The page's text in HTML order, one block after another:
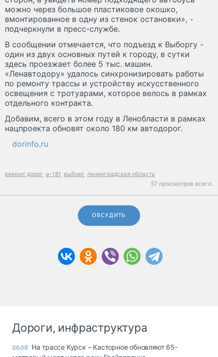
можно через большое пластиковое окошко,
вмонтированное в одну из стенок остановки», -
подчеркнули в пресс-службе.
В сообщении отмечается, что подъезд к Выборгу -
один из двух основных путей к городу, в сутки
здесь проезжает более 5 тыс. машин.
«Ленавтодору» удалось синхронизировать работы
по ремонту трассы и устройству искусственного
освещения с тротуарами, которое велось в рамках
отдельного контракта.
Добавим, всего в этом году в Ленобласти в рамках
нацпроекта обновят около 180 км автодорог.
dorinfo.ru
ремонт дорог а-181 выборг ленинградская область
57 просмотров всего.
ОБСУДИТЬ
Дороги, инфраструктура
06.08 На трассе Курск – Касторное обновляют 65-